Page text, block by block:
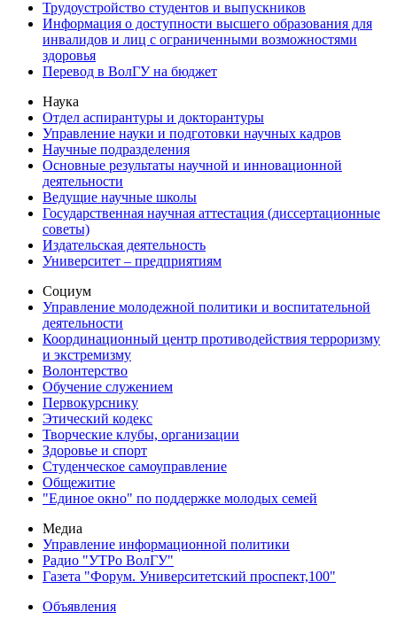
Трудоустройство студентов и выпускников
Информация о доступности высшего образования для
инвалидов и лиц с ограниченными возможностями
здоровья
Перевод в ВолГУ на бюджет
Наука
Отдел аспирантуры и докторантуры
Управление науки и подготовки научных кадров
Научные подразделения
Основные результаты научной и инновационной
деятельности
Ведущие научные школы
Государственная научная аттестация (диссертационные
советы)
Издательская деятельность
Университет – предприятиям
Социум
Управление молодежной политики и воспитательной
деятельности
Координационный центр противодействия терроризму
и экстремизму
Волонтерство
Обучение служением
Первокурснику
Этический кодекс
Творческие клубы, организации
Здоровье и спорт
Студенческое самоуправление
Общежитие
"Единое окно" по поддержке молодых семей
Медиа
Управление информационной политики
Радио "УТРо ВолГУ"
Газета "Форум. Университетский проспект,100"
Объявления